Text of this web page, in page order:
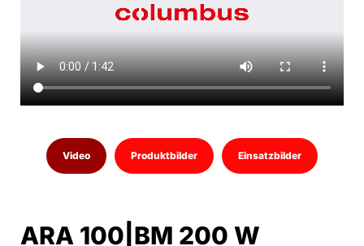
Downloads
Zubehör
Video Produktbilder Einsatzbilder
ARA 100|BM 200 W